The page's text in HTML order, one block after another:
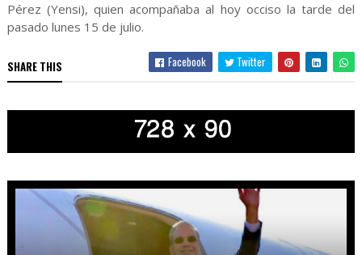
Pérez (Yensi), quien acompañaba al hoy occiso la tarde del
pasado lunes 15 de julio.
SHARE THIS Facebook Twitter